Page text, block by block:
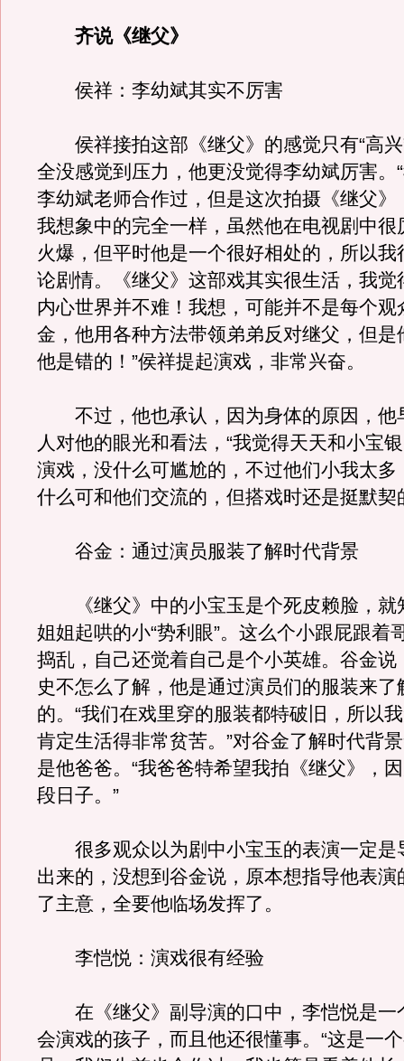
齐说《继父》
侯祥：李幼斌其实不厉害
侯祥接拍这部《继父》的感觉只有“高兴
全没感觉到压力，他更没觉得李幼斌厉害。
李幼斌老师合作过，但是这次拍摄《继父》
我想象中的完全一样，虽然他在电视剧中很
火爆，但平时他是一个很好相处的，所以我
论剧情。《继父》这部戏其实很生活，我觉
内心世界并不难！我想，可能并不是每个观
金，他用各种方法带领弟弟反对继父，但是
他是错的！”侯祥提起演戏，非常兴奋。
不过，他也承认，因为身体的原因，他
人对他的眼光和看法，“我觉得天天和小宝
演戏，没什么可尴尬的，不过他们小我太多
什么可和他们交流的，但搭戏时还是挺默契
谷金：通过演员服装了解时代背景
《继父》中的小宝玉是个死皮赖脸，就
姐姐起哄的小“势利眼”。这么个小跟屁跟着
捣乱，自己还觉着自己是个小英雄。谷金说
史不怎么了解，他是通过演员们的服装来了
的。“我们在戏里穿的服装都特破旧，所以
肯定生活得非常贫苦。”对谷金了解时代背
是他爸爸。“我爸爸特希望我拍《继父》，
段日子。”
很多观众以为剧中小宝玉的表演一定是
出来的，没想到谷金说，原本想指导他表演
了主意，全要他临场发挥了。
李恺悦：演戏很有经验
在《继父》副导演的口中，李恺悦是一
会演戏的孩子，而且他还很懂事。“这是一